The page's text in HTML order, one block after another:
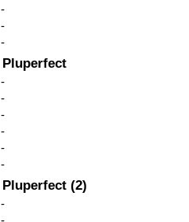
-
-
-
Pluperfect
-
-
-
-
-
-
Pluperfect (2)
-